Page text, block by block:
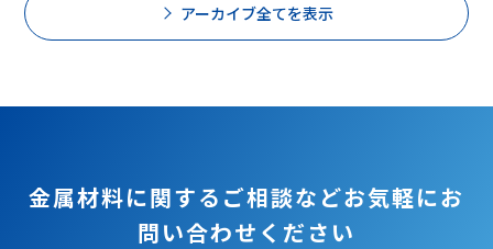
アーカイブ全てを表示
金属材料に関するご相談などお気軽にお
問い合わせください